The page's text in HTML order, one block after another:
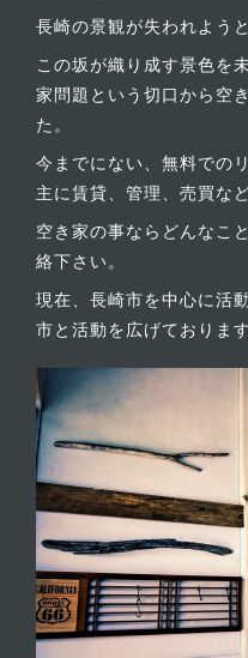
長崎の景観が失われよう
この坂が織り成す景色を
家問題という切口から空
た。
今までにない、無料での
主に賃貸、管理、売買な
空き家の事ならどんなこ
絡下さい。
現在、長崎市を中心に活
市と活動を広げておりま